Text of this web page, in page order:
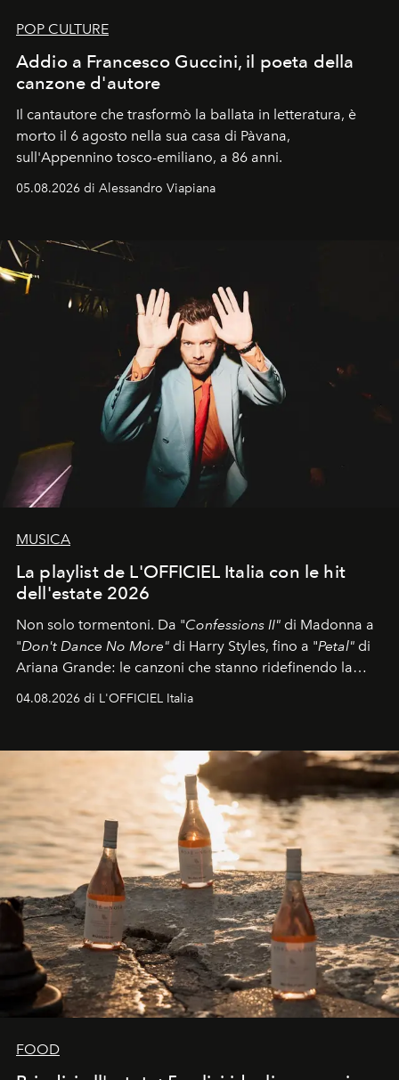
POP CULTURE
Addio a Francesco Guccini, il poeta della
canzone d'autore
Il cantautore che trasformò la ballata in letteratura, è
morto il 6 agosto nella sua casa di Pàvana,
sull'Appennino tosco-emiliano, a 86 anni.
05.08.2026 di Alessandro Viapiana
MUSICA
La playlist de L'OFFICIEL Italia con le hit
dell'estate 2026
Non solo tormentoni. Da "Confessions II" di Madonna a
"Don't Dance No More" di Harry Styles, fino a "Petal" di
Ariana Grande: le canzoni che stanno ridefinendo la
04.08.2026 di L'OFFICIEL Italia
FOOD